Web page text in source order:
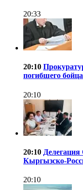
20:33
20:10
погибшего
20:10
20:10 Делегация
Кыргызско-
20:10